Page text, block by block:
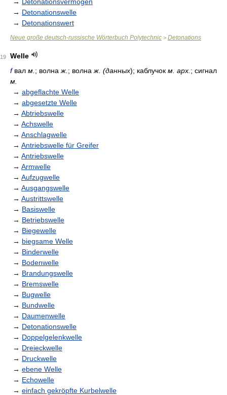
→ Detonationswelle
→ Detonationswert
Neue große deutsch-russische Wörterbuch Polytechnic > Detonations
19
Welle
fвал м. ; волна ж. ; волна ж. (данных); каблучок м. арх. ; сигнал
м.
→ abgeflachte Welle
→ abgesetzte Welle
→ Abtriebswelle
→ Achswelle
→ Anschlagwelle
→ Antriebswelle für Greifer
→ Antriebswelle
→ Armwelle
→ Aufzugwelle
→ Ausgangswelle
→ Austrittswelle
→ Basiswelle
→ Betriebswelle
→ Biegewelle
→ biegsame Welle
→ Binderwelle
→ Bodenwelle
→ Brandungswelle
→ Bremswelle
→ Bugwelle
→ Bundwelle
→ Daumenwelle
→ Detonationswelle
→ Doppelgelenkwelle
→ Dreieckwelle
→ Druckwelle
→ ebene Welle
→ Echowelle
→ einfach gekröpfte Kurbelwelle